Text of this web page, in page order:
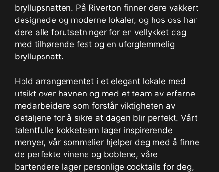
bryllupsnatten. På Riverton finner dere vakkert
designede og moderne lokaler, og hos oss har
dere alle forutsetninger for en vellykket dag
med tilhørende fest og en uforglemmelig
bryllupsnatt.
Hold arrangementet i et elegant lokale med
utsikt over havnen og med et team av erfarne
medarbeidere som forstår viktigheten av
detaljene for å sikre at dagen blir perfekt. Vårt
talentfulle kokketeam lager inspirerende
menyer, vår sommelier hjelper deg med å finne
de perfekte vinene og boblene, våre
bartendere lager personlige cocktails for deg,